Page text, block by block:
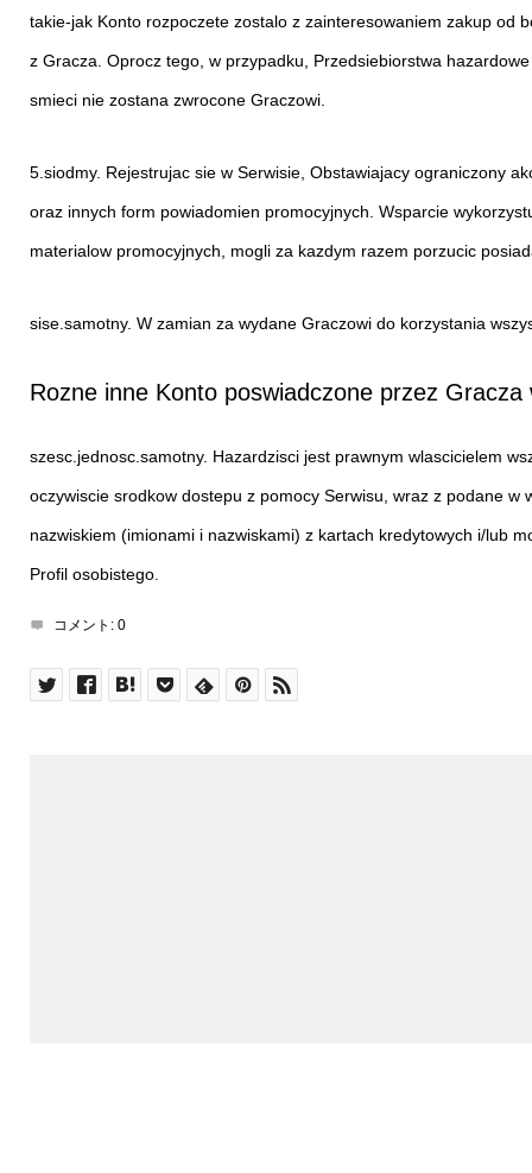
takie-jak Konto rozpoczete zostalo z zainteresowaniem zakup od
z Gracza. Oprocz tego, w przypadku, Przedsiebiorstwa
smieci nie zostana zwrocone Graczowi.
5.siodmy. Rejestrujac sie w Serwisie, Obstawiajacy ograniczony
oraz innych form powiadomien promocyjnych. Wsparcie
materialow promocyjnych, mogli za kazdym razem porzucic
sise.samotny. W zamian za wydane Graczowi do korzystania
Rozne inne Konto poswiadczone przez
szesc.jednosc.samotny. Hazardzisci jest prawnym wlascicielem
oczywiscie srodkow dostepu z pomocy Serwisu, wraz z podane
nazwiskiem (imionami i nazwiskami) z kartach kredytowych i/lub
Profil osobistego.
コメント: 0